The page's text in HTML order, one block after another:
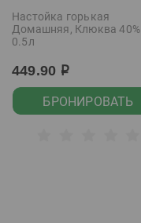
Настойка горькая
Домашняя, Клюква 40%
0.5л
449.90 р
БРОНИРОВАТЬ